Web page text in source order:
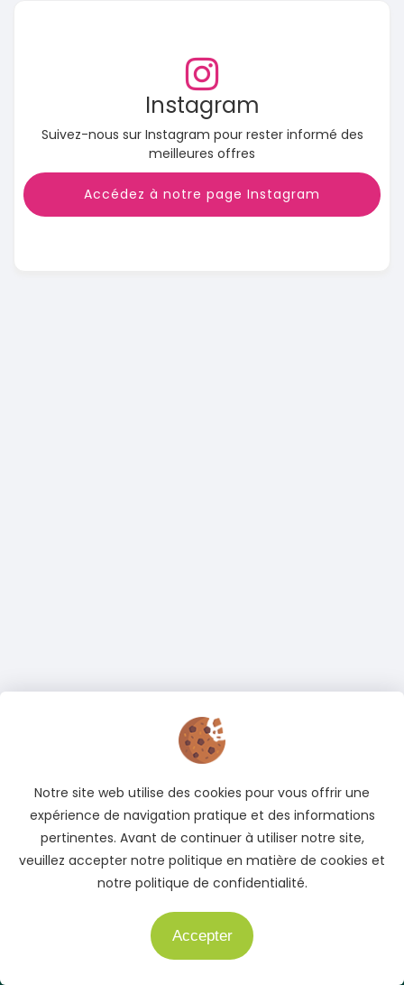
Instagram
Suivez-nous sur Instagram pour rester informé des
meilleures offres
Accédez à notre page Instagram
Adresse
Cocody, Abidjan, Côte d'Ivoire
Téléphone
+225 05 04 78 83 83
+225 01 40 51 51 04
info@auto.ci
Notre site web utilise des cookies pour vous offrir une
expérience de navigation pratique et des informations
pertinentes. Avant de continuer à utiliser notre site,
veuillez accepter notre politique en matière de cookies et
notre politique de confidentialité.
Accepter